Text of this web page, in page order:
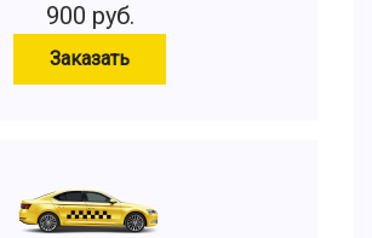
900 руб.
Заказать